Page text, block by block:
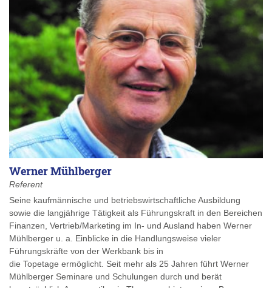
Werner Mühlberger
Referent
Seine kaufmännische und betriebswirtschaftliche Ausbildung
sowie die langjährige Tätigkeit als Führungskraft in den Bereichen
Finanzen, Vertrieb/Marketing im In- und Ausland haben Werner
Mühlberger u. a. Einblicke in die Handlungsweise vieler
Führungskräfte von der Werkbank bis in
die Topetage ermöglicht. Seit mehr als 25 Jahren führt Werner
Mühlberger Seminare und Schulungen durch und berät